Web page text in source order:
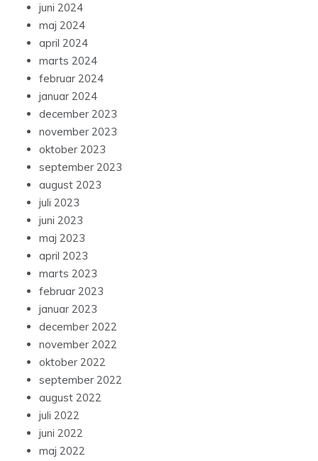
juni 2024
maj 2024
april 2024
marts 2024
februar 2024
januar 2024
december 2023
november 2023
oktober 2023
september 2023
august 2023
juli 2023
juni 2023
maj 2023
april 2023
marts 2023
februar 2023
januar 2023
december 2022
november 2022
oktober 2022
september 2022
august 2022
juli 2022
juni 2022
maj 2022